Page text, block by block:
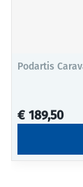
Podartis
€ 189,50